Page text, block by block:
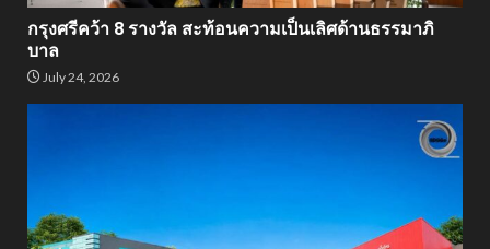
กรุงศรีคว้า 8 รางวัล สะท้อนความเป็นเลิศด้านธรรมาภิ
บาล
July 24, 2026